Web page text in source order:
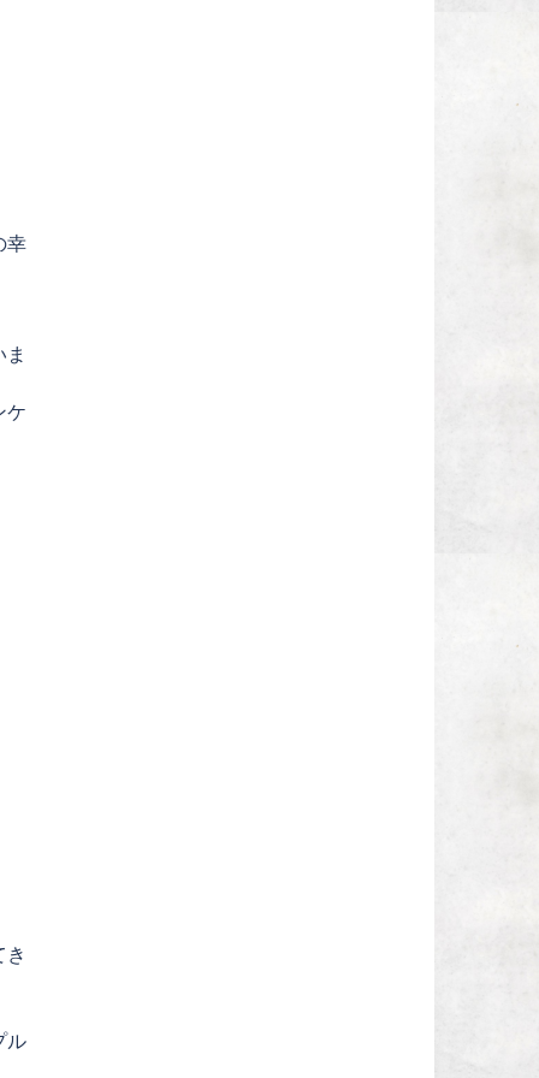
幸
ケ
ル